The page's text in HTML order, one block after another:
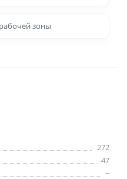
зоны​
272
47
−